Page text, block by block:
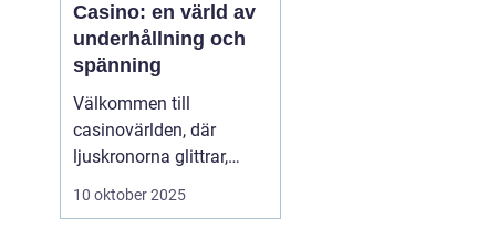
Casino: en värld av
underhållning och
spänning
Välkommen till
casinovärlden, där
ljuskronorna glittrar,
spänningen ligger i
10 oktober 2025